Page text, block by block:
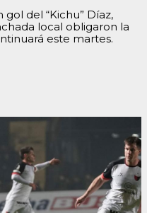
del “Kichu” Díaz,
local obligaron la
este martes.